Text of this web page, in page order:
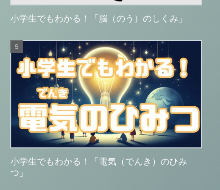
小学生でもわかる！「脳（のう）のしくみ」
小学生でもわかる！「電気（でんき）のひみ
つ」